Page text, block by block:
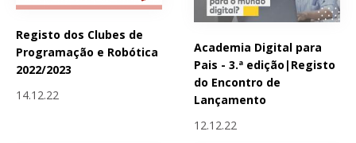
Registo dos Clubes de
Programação e Robótica
2022/2023
14.12.22
Academia Digital para
Pais - 3.ª edição|Registo
do Encontro de
Lançamento
12.12.22